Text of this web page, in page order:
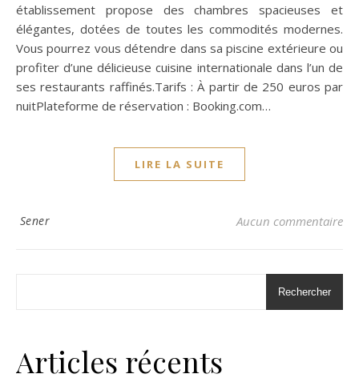
établissement propose des chambres spacieuses et
élégantes, dotées de toutes les commodités modernes.
Vous pourrez vous détendre dans sa piscine extérieure ou
profiter d’une délicieuse cuisine internationale dans l’un de
ses restaurants raffinés.Tarifs : À partir de 250 euros par
nuitPlateforme de réservation : Booking.com…
LIRE LA SUITE
Sener Aucun commentaire
Rechercher
Articles récents